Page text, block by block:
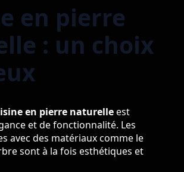
en pierre
: un choix
en pierre naturelleest
et de fonctionnalité. Les
avec des matériaux comme le
sont à la fois esthétiques et